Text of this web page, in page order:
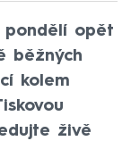
pondělí opět
běžných
kolem
živě